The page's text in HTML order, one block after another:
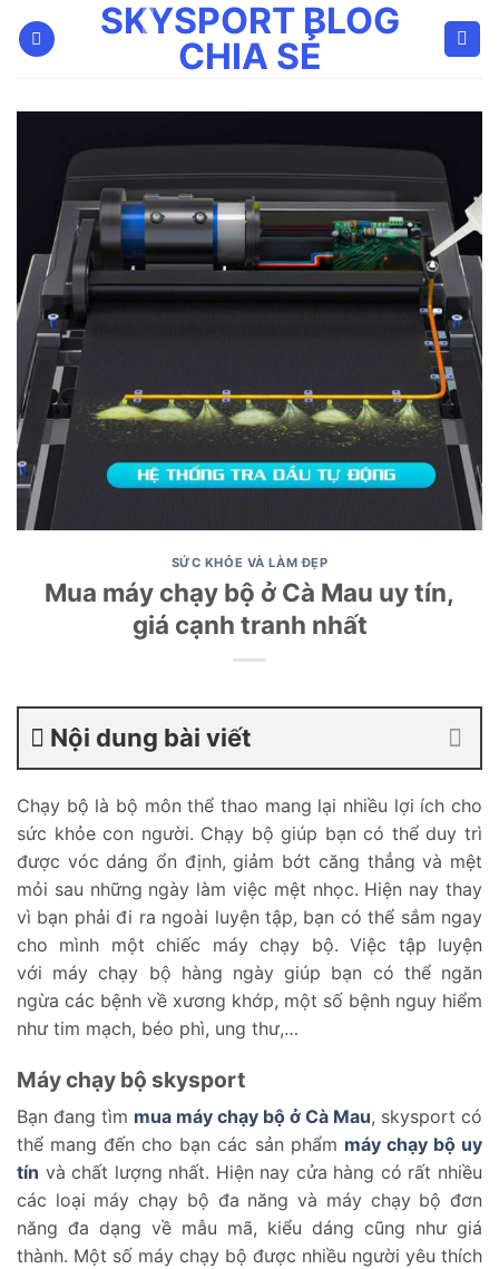
qua
SKYSPORT BLOG
CHIA SẺ
SỨC KHỎE VÀ LÀM ĐẸP
Mua máy chạy bộ ở Cà Mau uy tín,
giá cạnh tranh nhất
Nội dung bài viết
Chạy bộ là bộ môn thể thao mang lại nhiều lợi ích cho
sức khỏe con người. Chạy bộ giúp bạn có thể duy trì
được vóc dáng ổn định, giảm bớt căng thẳng và mệt
mỏi sau những ngày làm việc mệt nhọc. Hiện nay thay
vì bạn phải đi ra ngoài luyện tập, bạn có thể sắm ngay
cho mình một chiếc máy chạy bộ. Việc tập luyện
với máy chạy bộ hàng ngày giúp bạn có thể ngăn
ngừa các bệnh về xương khớp, một số bệnh nguy hiểm
như tim mạch, béo phì, ung thư,…
Máy chạy bộ skysport
Bạn đang tìm mua máy chạy bộ ở Cà Mau, skysport có
thể mang đến cho bạn các sản phẩm máy chạy bộ uy
tín và chất lượng nhất. Hiện nay cửa hàng có rất nhiều
các loại máy chạy bộ đa năng và máy chạy bộ đơn
năng đa dạng về mẫu mã, kiểu dáng cũng như giá
thành. Một số máy chạy bộ được nhiều người yêu thích